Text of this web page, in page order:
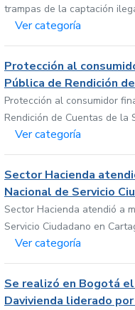
trampas de la captación
Ver categoría
Protección al
Pública de Rendición
Protección al consumidor
Rendición de Cuentas de la
Ver categoría
Sector Hacienda
Nacional de Servicio
Sector Hacienda atendió a
Servicio Ciudadano en
Ver categoría
Se realizó en Bogotá
Davivienda liderado